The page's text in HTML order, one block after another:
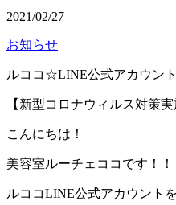
2021/02/27
お知らせ
ルココ☆LINE公式アカウント
【新型コロナウィルス対策実
こんにちは！
美容室ルーチェココです！！
ルココLINE公式アカウント